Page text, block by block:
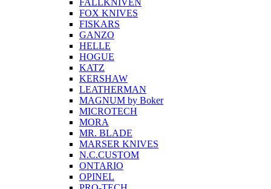
FALLKNIVEN
FOX KNIVES
FISKARS
GANZO
HELLE
HOGUE
KATZ
KERSHAW
LEATHERMAN
MAGNUM by Boker
MICROTECH
MORA
MR. BLADE
MARSER KNIVES
N.C.CUSTOM
ONTARIO
OPINEL